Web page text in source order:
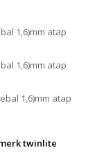
1,6)mm atap
1,6)mm atap
1,6)mm atap
twinlite